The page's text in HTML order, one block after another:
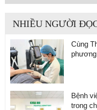
NHIỀU NGƯỜI
Cùng
Bệnh
trong